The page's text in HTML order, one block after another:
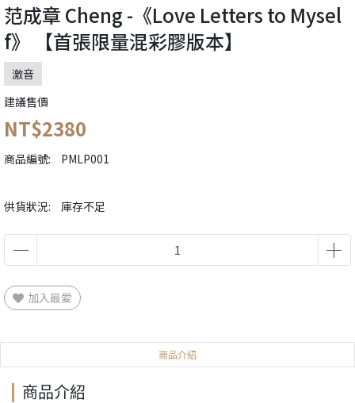
范成章 Cheng -《Love Letters to Mysel
f》 【首張限量混彩膠版本】
激音
建議售價
NT$2380
商品編號: PMLP001
供貨狀況: 庫存不足
加入最愛
商品介紹
商品介紹